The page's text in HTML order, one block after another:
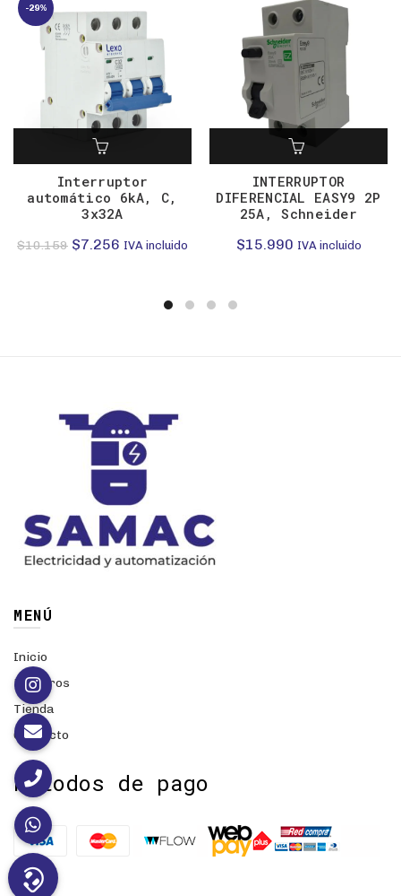
-29%
Interruptor
automático 6kA, C,
3x32A
$10.159 El
$7.256 El
IVA incluido
INTERRUPTOR
DIFERENCIAL EASY9 2P
25A, Schneider
$15.990 IVA incluido
MENÚ
Inicio
Nosotros
Tienda
Contacto
Métodos de pago